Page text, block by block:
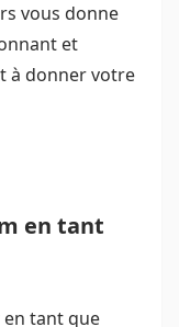
vous donne
et
à donner votre
en tant
en tant que